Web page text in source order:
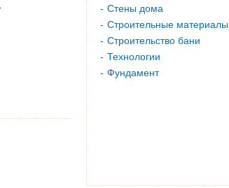
Стены дома
Строительные материалы
Строительство бани
Технологии
Фундамент